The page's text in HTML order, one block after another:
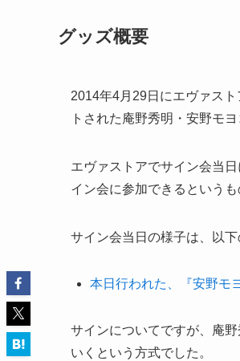
グッズ概要
2014年4月29日にエヴァス
トされた庵野秀明・安野モ
エヴァストアでサイン会当
イン会に参加できるというも
サイン会当日の様子は、以
本日行われた、『安野モ
サインについてですが、庵
いくという方式でした。